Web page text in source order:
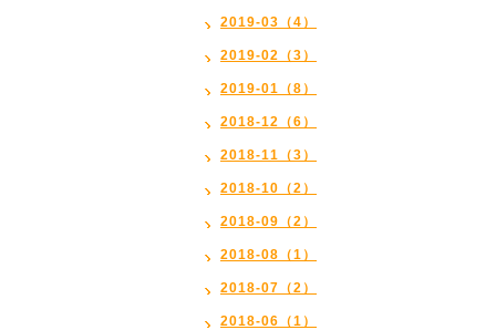
2019-03（4）
2019-02（3）
2019-01（8）
2018-12（6）
2018-11（3）
2018-10（2）
2018-09（2）
2018-08（1）
2018-07（2）
2018-06（1）